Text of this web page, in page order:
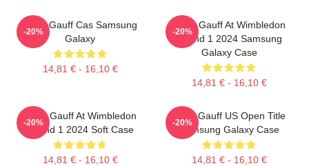
Coco Gauff Cas Samsung
Galaxy
14,81 € - 16,10 €
-20%
Coco Gauff At Wimbledon
Round 1 2024 Samsung
Galaxy Case
14,81 € - 16,10 €
-20%
Coco Gauff At Wimbledon
Round 1 2024 Soft Case
14,81 € - 16,10 €
-20%
Coco Gauff US Open Title
Samsung Galaxy Case
14,81 € - 16,10 €
-20%